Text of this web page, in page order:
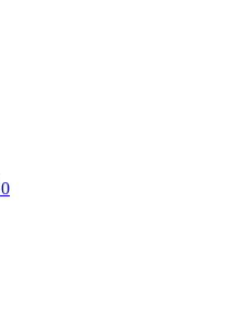
0